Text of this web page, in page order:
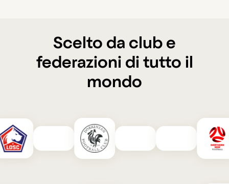
Scelto da club e
federazioni di tutto il
mondo